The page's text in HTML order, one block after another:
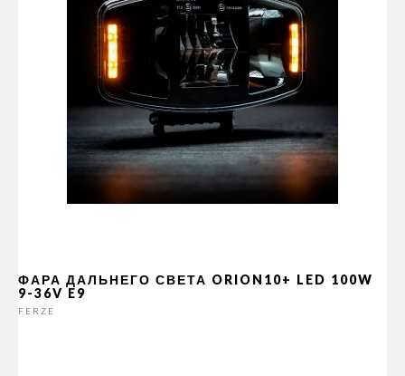
ФАРА ДАЛЬНЕГО СВЕТА ORION10+ LED 100W
9-36V E9
FERZE